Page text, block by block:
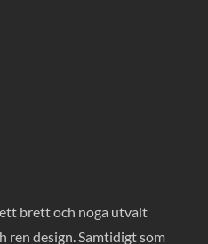
brett och noga utvalt
design. Samtidigt som